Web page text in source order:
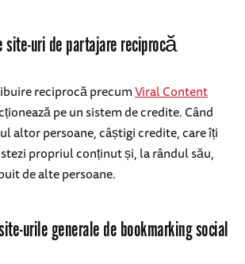
site-uri de partajare reciprocă
reciprocă precumViral Content
pe un sistem de credite. Când
altor persoane, câștigi credite, care îți
propriul conținut și, la rândul său,
de alte persoane.
urile generale de bookmarking social